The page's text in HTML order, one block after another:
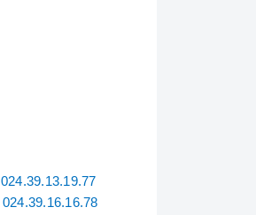
024.39.13.19.77
024.39.16.16.78